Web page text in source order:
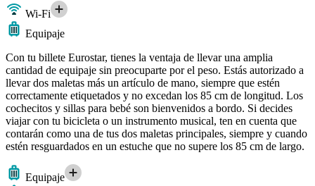
Wi-Fi
Equipaje
Con tu billete Eurostar, tienes la ventaja de llevar una amplia
cantidad de equipaje sin preocuparte por el peso. Estás autorizado a
llevar dos maletas más un artículo de mano, siempre que estén
correctamente etiquetados y no excedan los 85 cm de longitud. Los
cochecitos y sillas para bebé son bienvenidos a bordo. Si decides
viajar con tu bicicleta o un instrumento musical, ten en cuenta que
contarán como una de tus dos maletas principales, siempre y cuando
estén resguardados en un estuche que no supere los 85 cm de largo.
Equipaje